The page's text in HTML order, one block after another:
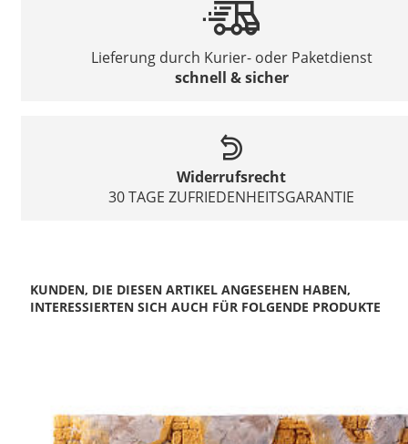
Lieferung durch Kurier- oder Paketdienst
schnell & sicher
Widerrufsrecht
30 TAGE ZUFRIEDENHEITSGARANTIE
KUNDEN, DIE DIESEN ARTIKEL ANGESEHEN HABEN,
INTERESSIERTEN SICH AUCH FÜR FOLGENDE PRODUKTE